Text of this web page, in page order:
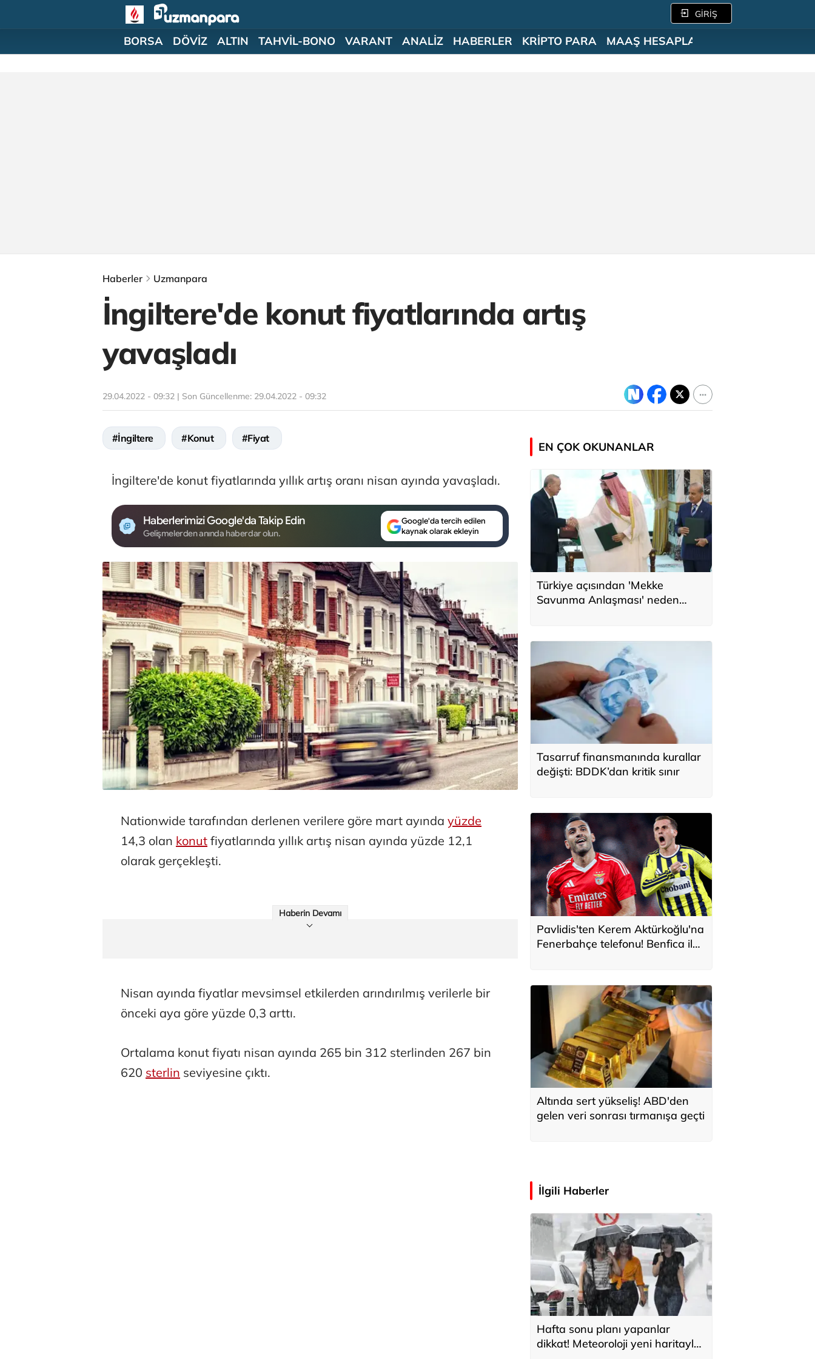
GİRİŞ
BORSA DÖVİZ ALTIN TAHVİL-BONO VARANT ANALİZ HABERLER KRİPTO PARA MAAŞ HESAPLAMA
Haberler Uzmanpara
İngiltere'de konut fiyatlarında artış
yavaşladı
29.04.2022 - 09:32 | Son Güncellenme: 29.04.2022 - 09:32
#İngiltere #Konut #Fiyat
İngiltere'de konut fiyatlarında yıllık artış oranı nisan ayında yavaşladı.
Haberlerimizi Google'da Takip Edin
Gelişmelerden anında haberdar olun.
Google'da tercih edilen
kaynak olarak ekleyin
Nationwide tarafından derlenen verilere göre mart ayında yüzde
14,3 olan konut fiyatlarında yıllık artış nisan ayında yüzde 12,1
olarak gerçekleşti.
Haberin Devamı
Nisan ayında fiyatlar mevsimsel etkilerden arındırılmış verilerle bir
önceki aya göre yüzde 0,3 arttı.
Ortalama konut fiyatı nisan ayında 265 bin 312 sterlinden 267 bin
620 sterlin seviyesine çıktı.
EN ÇOK OKUNANLAR
Türkiye açısından 'Mekke
Savunma Anlaşması' neden
Tasarruf finansmanında kurallar
değişti: BDDK’dan kritik sınır
Pavlidis'ten Kerem Aktürkoğlu'na
Fenerbahçe telefonu! Benfica ile
Altında sert yükseliş! ABD'den
gelen veri sonrası tırmanışa geçti
İlgili Haberler
Hafta sonu planı yapanlar
dikkat! Meteoroloji yeni haritayla